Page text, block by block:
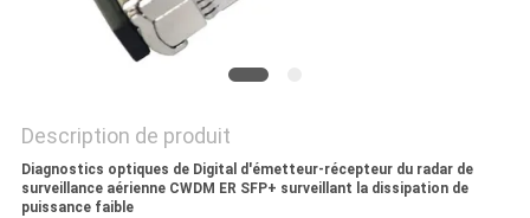
DE
CONFIDENTIALITÉ
Description de produit
Diagnostics optiques de Digital d'émetteur-récepteur du radar de
surveillance aérienne CWDM ER SFP+ surveillant la dissipation de
puissance faible